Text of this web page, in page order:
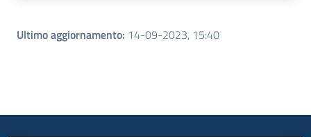
Ultimo aggiornamento: 14-09-2023, 15:40